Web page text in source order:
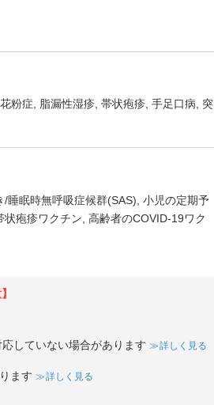
花粉症 脂漏性湿疹 帯状疱疹 手足口病
突
/睡眠時無呼吸症候群(SAS) 小児の定期予
状疱疹ワクチン 高齢者のCOVID-19ワク
していない場合があります 詳しく見る
ます 詳しく見る